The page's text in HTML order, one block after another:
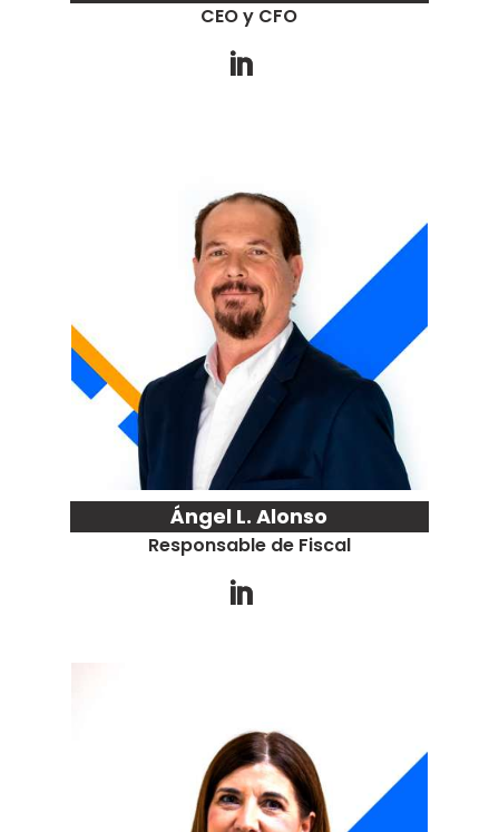
CEO y CFO
Ángel L. Alonso
Responsable de Fiscal